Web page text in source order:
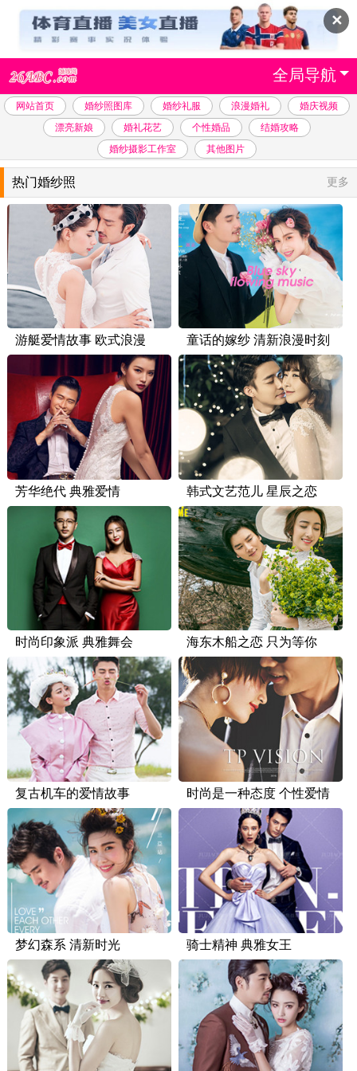
✕
全局导航
网站首页 婚纱照图库 婚纱礼服 浪漫婚礼
婚庆视频
漂亮新娘
婚礼花艺 个性婚品
结婚攻略
婚纱摄影工作室
其他图片
更多
热门婚纱照
游艇爱情故事 欧式浪漫 童话的嫁纱 清新浪漫时刻
芳华绝代 典雅爱情 韩式文艺范儿 星辰之恋
时尚印象派 典雅舞会 海东木船之恋 只为等你
复古机车的爱情故事 时尚是一种态度 个性爱情
梦幻森系 清新时光 骑士精神 典雅女王